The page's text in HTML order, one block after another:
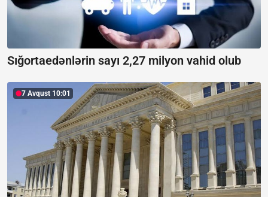
Sığortaedənlərin sayı 2,27 milyon vahid olub
7 Avqust 10:01